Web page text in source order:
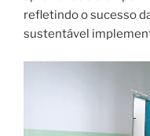
refletindo o sucesso
sustentável